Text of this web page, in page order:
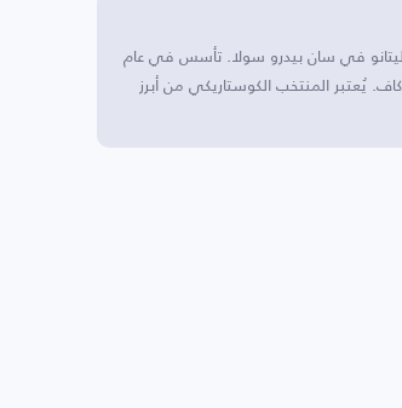
في سان بيدرو سولا. تأسس في عام
يُعتبر المنتخب الكوستاريكي من أبرز